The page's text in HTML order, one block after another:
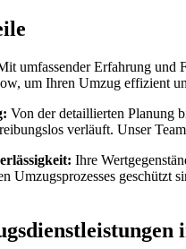
umfassender Erfahrung und
um Ihren Umzug effizient
Von der detaillierten Planung
verläuft. Unser
Ihre
Umzugsprozesses